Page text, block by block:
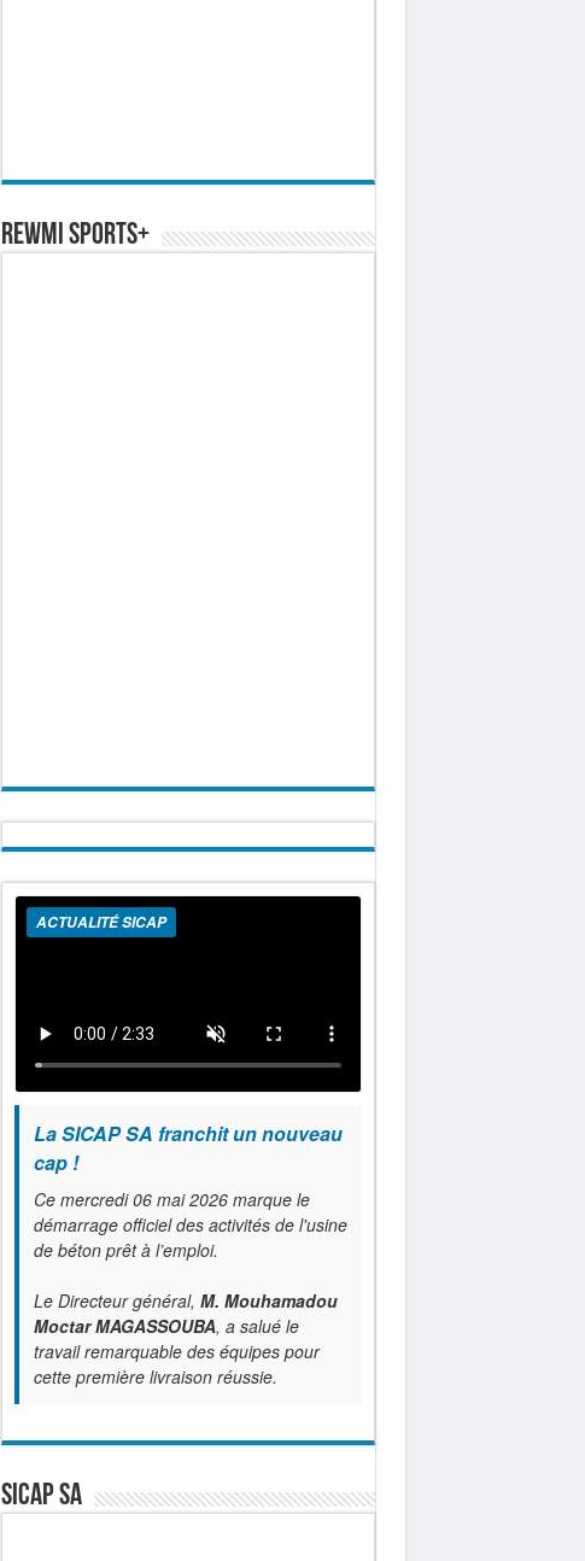
REWMI SPORTS+
ACTUALITÉ SICAP
La SICAP SA franchit un nouveau
cap !
Ce mercredi 06 mai 2026 marque le
démarrage officiel des activités de l'usine
de béton prêt à l’emploi.
Le Directeur général, M. Mouhamadou
Moctar MAGASSOUBA, a salué le
travail remarquable des équipes pour
cette première livraison réussie.
SICAP SA